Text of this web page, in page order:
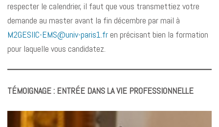
respecter le calendrier, il faut que vous transmettiez votre
demande au master avant la fin décembre par mail à
M2GESIIC-EMS@univ-paris1.fr en précisant bien la formation
pour laquelle vous candidatez.
TÉMOIGNAGE : ENTRÉE DANS LA VIE PROFESSIONNELLE